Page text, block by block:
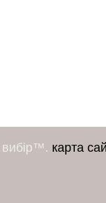
карта